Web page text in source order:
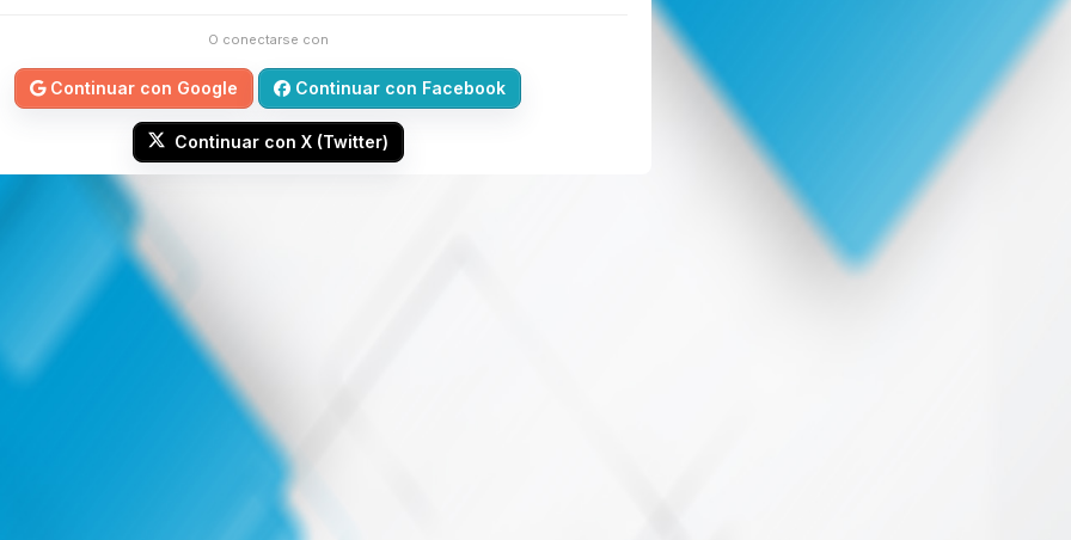
O conectarse con
Continuar con Google Continuar con Facebook
Continuar con X (Twitter)